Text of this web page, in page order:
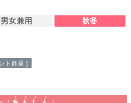
シャレにキメてね!
面が柔らかで、ふわふわ、軽くて温かな
ル100%)
(ポリエステル100%)
95%・ポリウレタン5%)
ト進呈 ]